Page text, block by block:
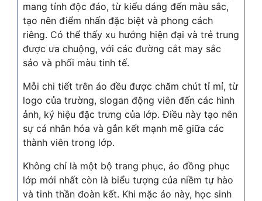
mang tính độc đáo, từ kiểu dáng đến màu sắc,
tạo nên điểm nhấn đặc biệt và phong cách
riêng. Có thể thấy xu hướng hiện đại và trẻ trung
được ưa chuộng, với các đường cắt may sắc
sảo và phối màu tinh tế.
Mỗi chi tiết trên áo đều được chăm chút tỉ mỉ, từ
logo của trường, slogan động viên đến các hình
ảnh, ký hiệu đặc trưng của lớp. Điều này tạo nên
sự cá nhân hóa và gắn kết mạnh mẽ giữa các
thành viên trong lớp.
Không chỉ là một bộ trang phục, áo đồng phục
lớp mới nhất còn là biểu tượng của niềm tự hào
và tinh thần đoàn kết. Khi mặc áo này, học sinh